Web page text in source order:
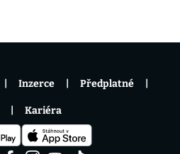
Inzerce Předplatné
Kariéra